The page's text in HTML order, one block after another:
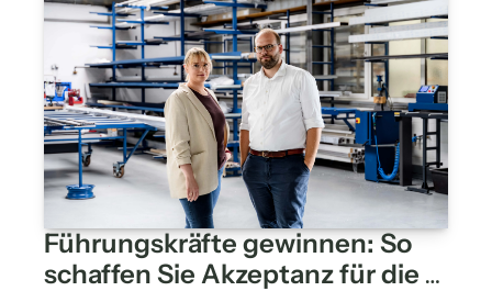
Führungskräfte gewinnen: So
schaffen Sie Akzeptanz für die